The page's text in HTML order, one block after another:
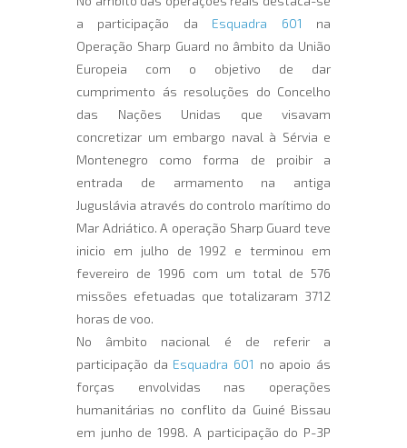
a participação da Esquadra 601 na
Operação Sharp Guard no âmbito da União
Europeia com o objetivo de dar
cumprimento ás resoluções do Concelho
das Nações Unidas que visavam
concretizar um embargo naval à Sérvia e
Montenegro como forma de proibir a
entrada de armamento na antiga
Juguslávia através do controlo marítimo do
Mar Adriático. A operação Sharp Guard teve
inicio em julho de 1992 e terminou em
fevereiro de 1996 com um total de 576
missões efetuadas que totalizaram 3712
horas de voo.
No âmbito nacional é de referir a
participação da Esquadra 601 no apoio ás
forças envolvidas nas operações
humanitárias no conflito da Guiné Bissau
em junho de 1998. A participação do P-3P